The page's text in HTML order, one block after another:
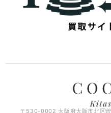
〒530-0002 大阪府大阪市北区